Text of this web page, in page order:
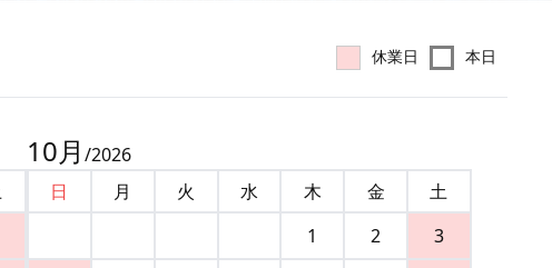
休業日 本日
10月 /2026
日
月 火 水 木 金
土
1
2
3